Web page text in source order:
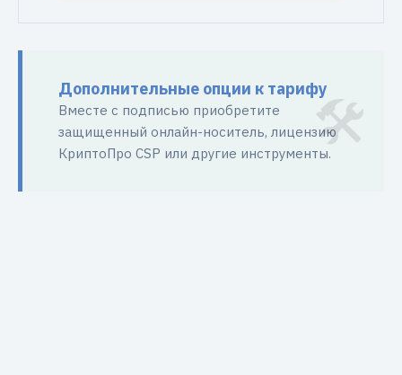
Дополнительные опции к тарифу
Вместе с подписью приобретите
защищенный онлайн-носитель, лицензию
КриптоПро CSP или другие инструменты.